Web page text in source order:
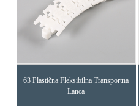
63 Plastična Fleksibilna Transportna
Lanca